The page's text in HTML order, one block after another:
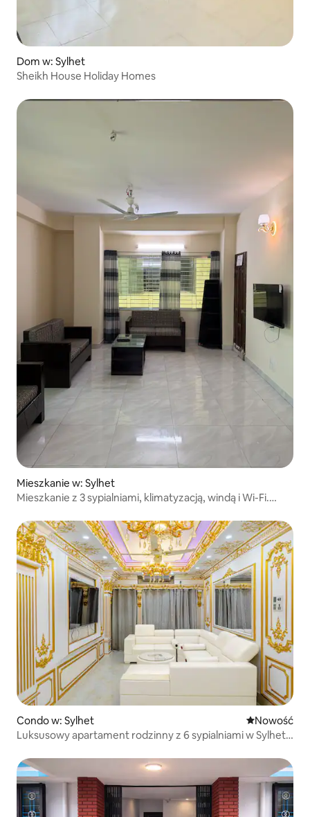
Dom w: Sylhet
Sheikh House Holiday Homes
Mieszkanie w: Sylhet
Mieszkanie z 3 sypialniami, klimatyzacją, windą i Wi-Fi.
Condo w: Sylhet Nowe
Nowość
Luksusowy apartament rodzinny z 6 sypialniami w Sylhet